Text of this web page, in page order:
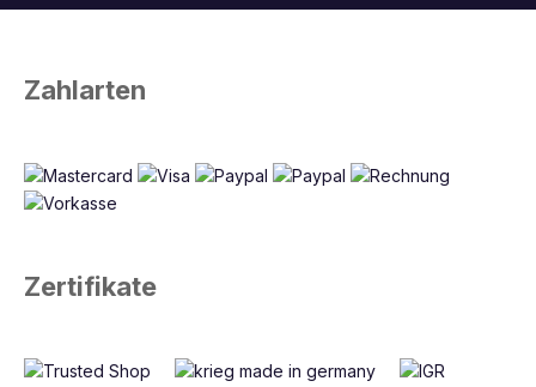
Zahlarten
Zertifikate